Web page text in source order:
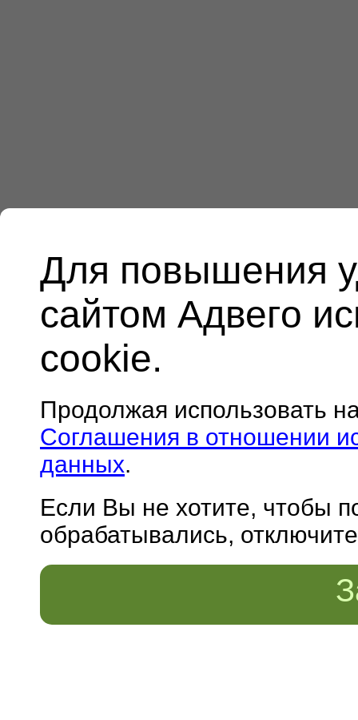
Для повышения
сайтом Адвего
cookie.
Продолжая использовать
Соглашения в отношении
данных.
Если Вы не хотите, чтобы
обрабатывались,